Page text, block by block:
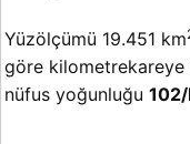
Yüzölçümü 19.451 km
göre kilometrekareye
nüfus yoğunluğu